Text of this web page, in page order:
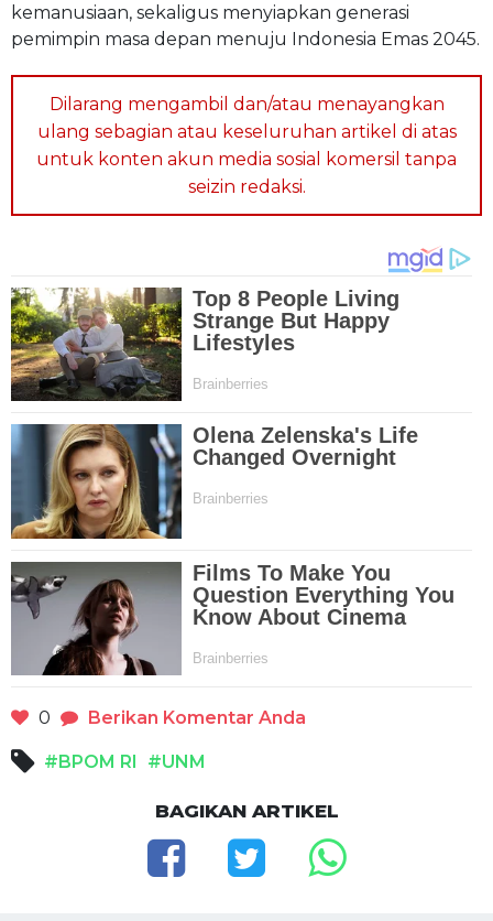
kemanusiaan, sekaligus menyiapkan generasi
pemimpin masa depan menuju Indonesia Emas 2045.
Dilarang mengambil dan/atau menayangkan
ulang sebagian atau keseluruhan artikel di atas
untuk konten akun media sosial komersil tanpa
seizin redaksi.
0 Berikan Komentar Anda
#BPOM RI #UNM
BAGIKAN ARTIKEL